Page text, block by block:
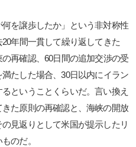
を譲歩したか」という非対称性
年間一貫して繰り返してきた
再確認、60日間の追加交渉の受
たした場合、30日以内にイラン
ということくらいだ。言い換え
た原則の再確認と、海峡の開放
見返りとして米国が提示したリ
のだ。